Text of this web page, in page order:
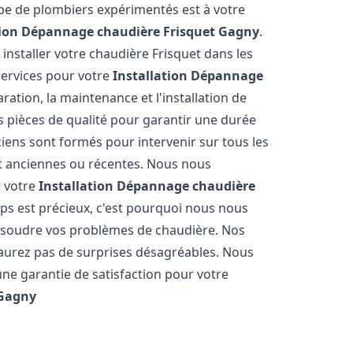
de plombiers expérimentés est à votre
Dépannage chaudière Frisquet Gagny.
votre chaudière Frisquet dans les
pour votreInstallation Dépannage
la maintenance et l'installation de
pièces de qualité pour garantir une durée
sont formés pour intervenir sur tous les
ou récentes. Nous nous
votreInstallation Dépannage chaudière
est précieux, c'est pourquoi nous nous
vos problèmes de chaudière. Nos
pas de surprises désagréables. Nous
garantie de satisfaction pour votre